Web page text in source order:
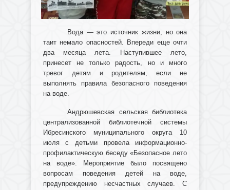
Вода — это источник жизни, но она
таит немало опасностей. Впереди еще очти
два месяца лета. Наступившее лето,
принесет не только радость, но и много
тревог детям и родителям, если не
выполнять правила безопасного поведения
на воде.
Андрюшевская сельская библиотека
централизованной библиотечной системы
Ибресинского муниципального округа 10
июля с детьми провела информационно-
профилактическую беседу «Безопасное лето
на воде». Мероприятие было посвящено
вопросам поведения детей на воде,
предупреждению несчастных случаев. С